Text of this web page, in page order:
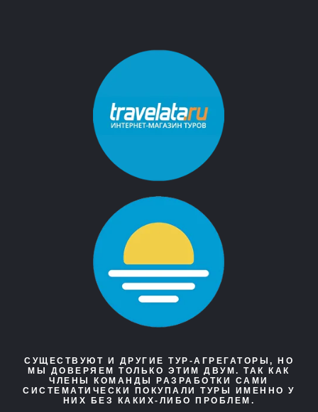
СУЩЕСТВУЮТ И ДРУГИЕ ТУР-АГРЕГАТОРЫ, НО
МЫ ДОВЕРЯЕМ ТОЛЬКО ЭТИМ ДВУМ. ТАК КАК
ЧЛЕНЫ КОМАНДЫ РАЗРАБОТКИ САМИ
СИСТЕМАТИЧЕСКИ ПОКУПАЛИ ТУРЫ ИМЕННО У
НИХ БЕЗ КАКИХ-ЛИБО ПРОБЛЕМ.